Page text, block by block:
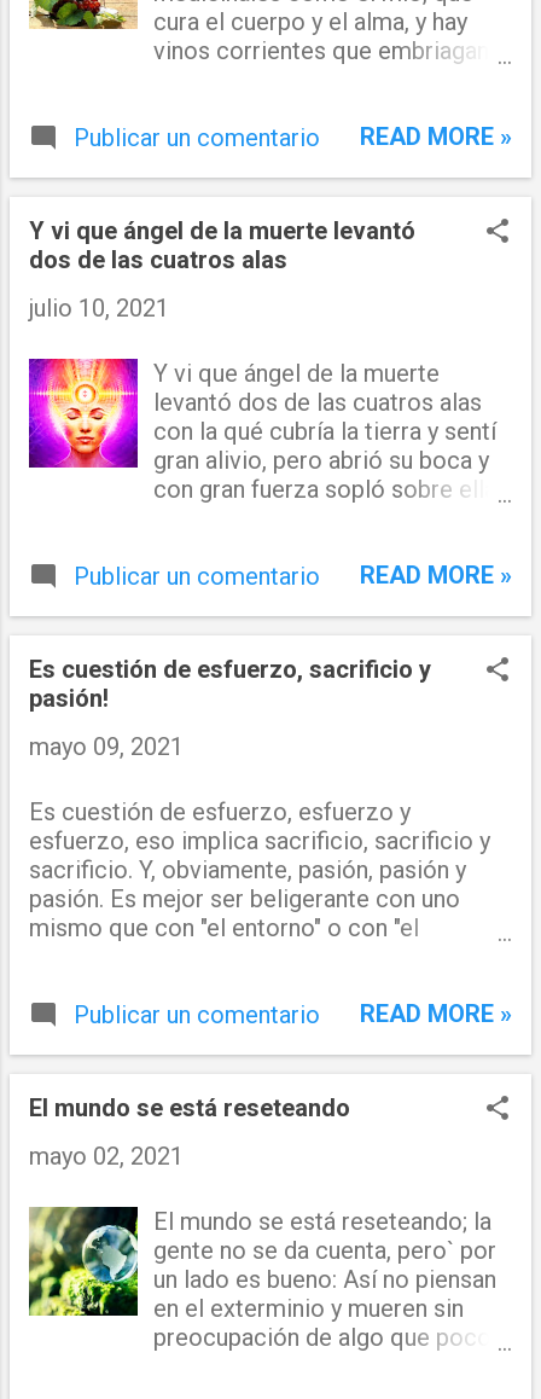
cura el cuerpo y el alma, y hay
vinos corrientes que embriagan
Publicar un comentario
READ MORE »
Y vi que ángel de la muerte levantó
dos de las cuatros alas
julio 10, 2021
Y vi que ángel de la muerte
levantó dos de las cuatros alas
con la qué cubría la tierra y sentí
gran alivio, pero abrió su boca y
con gran fuerza sopló sobre ella
dolor y la mancha de la muerte se
separando el espíritu de la carne
de todo ser que bebía de ella! A
finales del año 2021 la tierra se
cambio de su cara; separando
de mares!
Publicar un comentario READ MORE »
Es cuestión de esfuerzo, sacrificio y
pasión!
mayo 09, 2021
Es cuestión de esfuerzo, esfuerzo y
esfuerzo, eso implica sacrificio, sacrificio y
sacrificio. Y, obviamente, pasión, pasión y
pasión. Es mejor ser beligerante con uno
mismo que con "el entorno" o con "el
esos pesimistas, quejicas, aquellos que
siempre de ellos. Que ya vale! Por suerte, hoy
la sociedad es más avanzada y da más
te lleguen. 👁️‍🗨️
Publicar un comentario READ MORE »
El mundo se está reseteando
mayo 02, 2021
El mundo se está reseteando; la
gente no se da cuenta, pero` por
un lado es bueno: Así no piensan
en el exterminio y mueren sin
preocupación de algo que pocos